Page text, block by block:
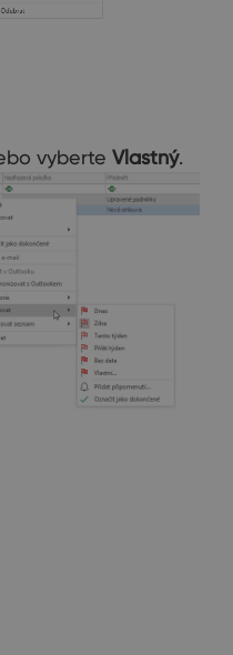
vyberte Vlastný.